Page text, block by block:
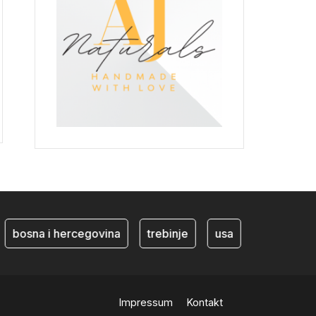
bosna i hercegovina trebinje usa
Impressum Kontakt